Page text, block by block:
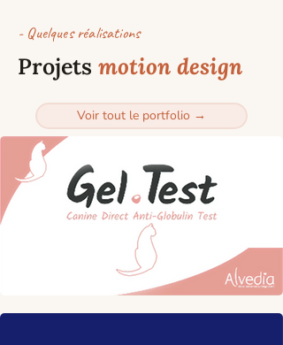
- Quelques réalisations
Projets motion design
Voir tout le portfolio →